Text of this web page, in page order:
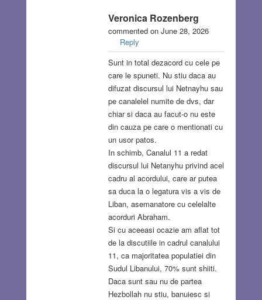
Veronica Rozenberg
commented on June 28, 2026
Reply
Sunt in total dezacord cu cele pe
care le spuneti. Nu stiu daca au
difuzat discursul lui Netnayhu sau
pe canalelel numite de dvs, dar
chiar si daca au facut-o nu este
din cauza pe care o mentionati cu
un usor patos.
In schimb, Canalul 11 a redat
discursul lui Netanyhu privind acel
cadru al acordului, care ar putea
sa duca la o legatura vis a vis de
Liban, asemanatore cu celelalte
acorduri Abraham.
Si cu aceeasi ocazie am aflat tot
de la discutiile in cadrul canalului
11, ca majoritatea populatiei din
Sudul Libanului, 70% sunt shiiti.
Daca sunt sau nu de partea
Hezbollah nu stiu, banuiesc si